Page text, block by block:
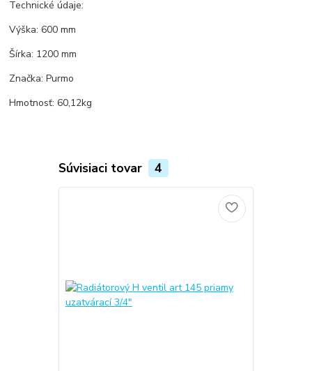
Technické údaje:
Výška: 600 mm
Šírka: 1200 mm
Značka: Purmo
Hmotnosť: 60,12kg
Súvisiaci tovar 4